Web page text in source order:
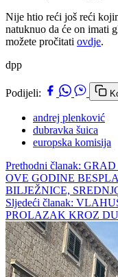
Nije htio reći još reći
natuknuo da će on imati
možete pročitati ovdje.
dpp
Podijeli:
andrej plenković
dubravka šuica
europska komisija
Prethodni članak:
OVE GODINE
BILJEŽNICE,
Sljedeći članak:
PROLAZAK KROZ